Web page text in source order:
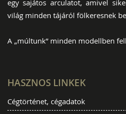
egy sajátos arculatot, amivel
világ minden tájáról fölkeresnek
A „múltunk” minden modellben
HASZNOS LINKEK
Cégtörténet, cégadatok